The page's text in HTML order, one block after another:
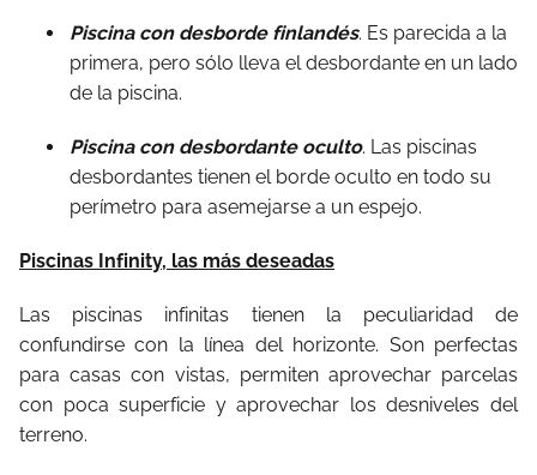
Piscina con desborde finlandés. Es parecida a la
primera, pero sólo lleva el desbordante en un lado
de la piscina.
Piscina con desbordante oculto. Las piscinas
desbordantes tienen el borde oculto en todo su
perímetro para asemejarse a un espejo.
Piscinas Infinity, las más deseadas
Las piscinas infinitas tienen la peculiaridad de
confundirse con la línea del horizonte. Son perfectas
para casas con vistas, permiten aprovechar parcelas
con poca superficie y aprovechar los desniveles del
terreno.